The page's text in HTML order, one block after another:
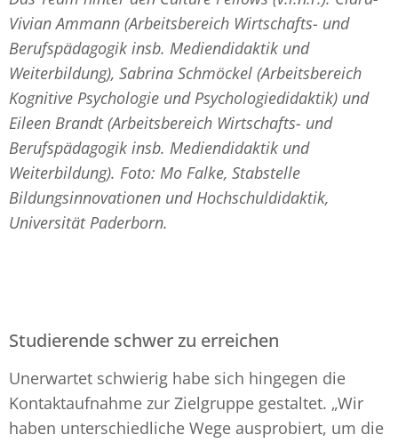
Vivian Ammann (Arbeitsbereich Wirtschafts- und
Berufspädagogik insb. Mediendidaktik und
Weiterbildung), Sabrina Schmöckel (Arbeitsbereich
Kognitive Psychologie und Psychologiedidaktik) und
Eileen Brandt (Arbeitsbereich Wirtschafts- und
Berufspädagogik insb. Mediendidaktik und
Weiterbildung). Foto: Mo Falke, Stabstelle
Bildungsinnovationen und Hochschuldidaktik,
Universität Paderborn.
Studierende schwer zu erreichen
Unerwartet schwierig habe sich hingegen die
Kontaktaufnahme zur Zielgruppe gestaltet. „Wir
haben unterschiedliche Wege ausprobiert, um die